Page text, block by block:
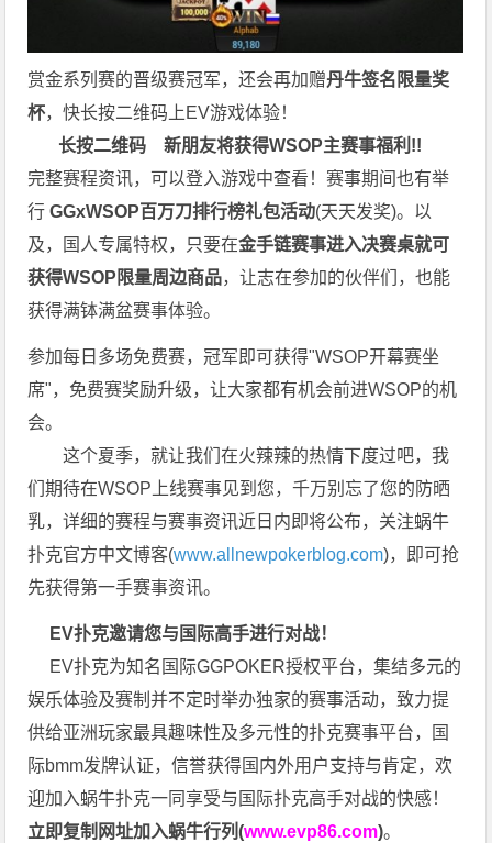
赏金系列赛的晋级赛冠军，还会再加赠丹牛签名限量奖
杯，快长按二维码上EV游戏体验！
长按二维码新朋友将获得WSOP主赛事福利!!
完整赛程资讯，可以登入游戏中查看！赛事期间也有举
行 GGxWSOP百万刀排行榜礼包活动(天天发奖)。以
及，国人专属特权，只要在金手链赛事进入决赛桌就可
获得WSOP限量周边商品，让志在参加的伙伴们，也能
获得满钵满盆赛事体验。
参加每日多场免费赛，冠军即可获得"WSOP开幕赛坐
席"，免费赛奖励升级，让大家都有机会前进WSOP的机
会。
这个夏季，就让我们在火辣辣的热情下度过吧，我
们期待在WSOP上线赛事见到您，千万别忘了您的防晒
乳，详细的赛程与赛事资讯近日内即将公布，关注蜗牛
扑克官方中文博客(www.allnewpokerblog.com)，即可抢
先获得第一手赛事资讯。
EV扑克邀请您与国际高手进行对战！
EV扑克为知名国际GGPOKER授权平台，集结多元的
娱乐体验及赛制并不定时举办独家的赛事活动，致力提
供给亚洲玩家最具趣味性及多元性的扑克赛事平台，国
际bmm发牌认证，信誉获得国内外用户支持与肯定，欢
迎加入蜗牛扑克一同享受与国际扑克高手对战的快感！
立即复制网址加入蜗牛行列(www.evp86.com)。